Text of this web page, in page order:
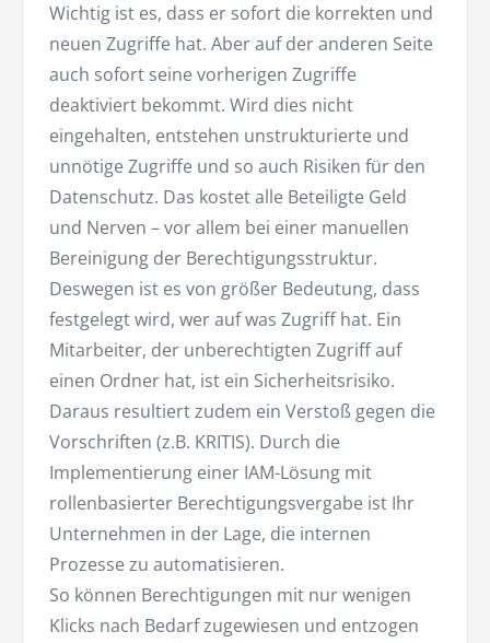
Wichtig ist es, dass er sofort die korrekten und
neuen Zugriffe hat. Aber auf der anderen Seite
auch sofort seine vorherigen Zugriffe
deaktiviert bekommt. Wird dies nicht
eingehalten, entstehen unstrukturierte und
unnötige Zugriffe und so auch Risiken für den
Datenschutz. Das kostet alle Beteiligte Geld
und Nerven – vor allem bei einer manuellen
Bereinigung der Berechtigungsstruktur.
Deswegen ist es von größer Bedeutung, dass
festgelegt wird, wer auf was Zugriff hat. Ein
Mitarbeiter, der unberechtigten Zugriff auf
einen Ordner hat, ist ein Sicherheitsrisiko.
Daraus resultiert zudem ein Verstoß gegen die
Vorschriften (z.B. KRITIS). Durch die
Implementierung einer IAM-Lösung mit
rollenbasierter Berechtigungsvergabe ist Ihr
Unternehmen in der Lage, die internen
Prozesse zu automatisieren.
So können Berechtigungen mit nur wenigen
Klicks nach Bedarf zugewiesen und entzogen